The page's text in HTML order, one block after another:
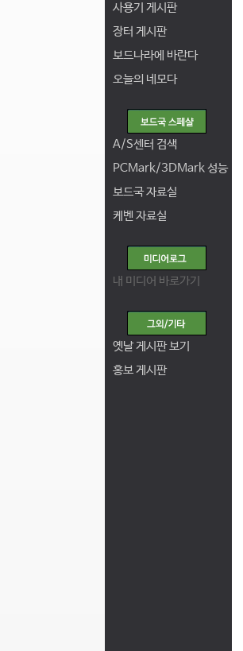
사용기 게시판
장터 게시판
보드나라에 바란다
오늘의 네모다
A/S센터 검색
PCMark/3DMark 성능
보드국 자료실
케벤 자료실
내 미디어 바로가기
옛날 게시판 보기
홍보 게시판